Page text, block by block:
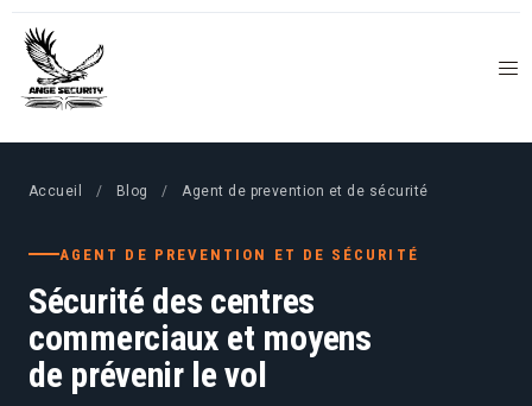
Accueil / Blog / Agent de prevention et de sécurité
AGENT DE PREVENTION ET DE SÉCURITÉ
Sécurité des centres
commerciaux et moyens
de prévenir le vol